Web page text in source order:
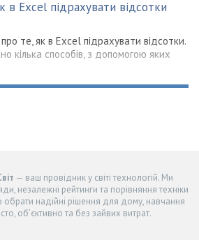
в Excel підрахувати відсотки
те, як в Excel підрахувати відсотки.
кілька способів, з допомогою яких
— ваш провідник у світі технологій. Ми
незалежні рейтинги та порівняння техніки
надійні рішення для дому, навчання
об’єктивно та без зайвих витрат.